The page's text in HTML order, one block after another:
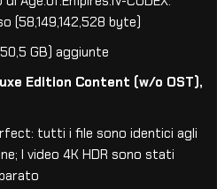
(58,149,142,528 byte)
GB) aggiunte
Edition Content (w/o OST),
tutti i file sono identici agli
I video 4K HDR sono stati